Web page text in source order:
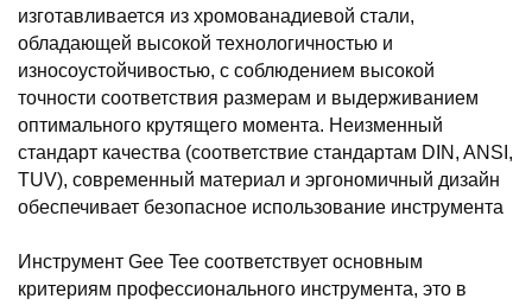
изготавливается из хромованадиевой стали,
обладающей высокой технологичностью и
износоустойчивостью, с соблюдением высокой
точности соответствия размерам и выдерживанием
оптимального крутящего момента. Неизменный
стандарт качества (соответствие стандартам DIN, ANSI,
TUV), современный материал и эргономичный дизайн
обеспечивает безопасное использование инструмента
Инструмент Gee Tee соответствует основным
критериям профессионального инструмента, это в